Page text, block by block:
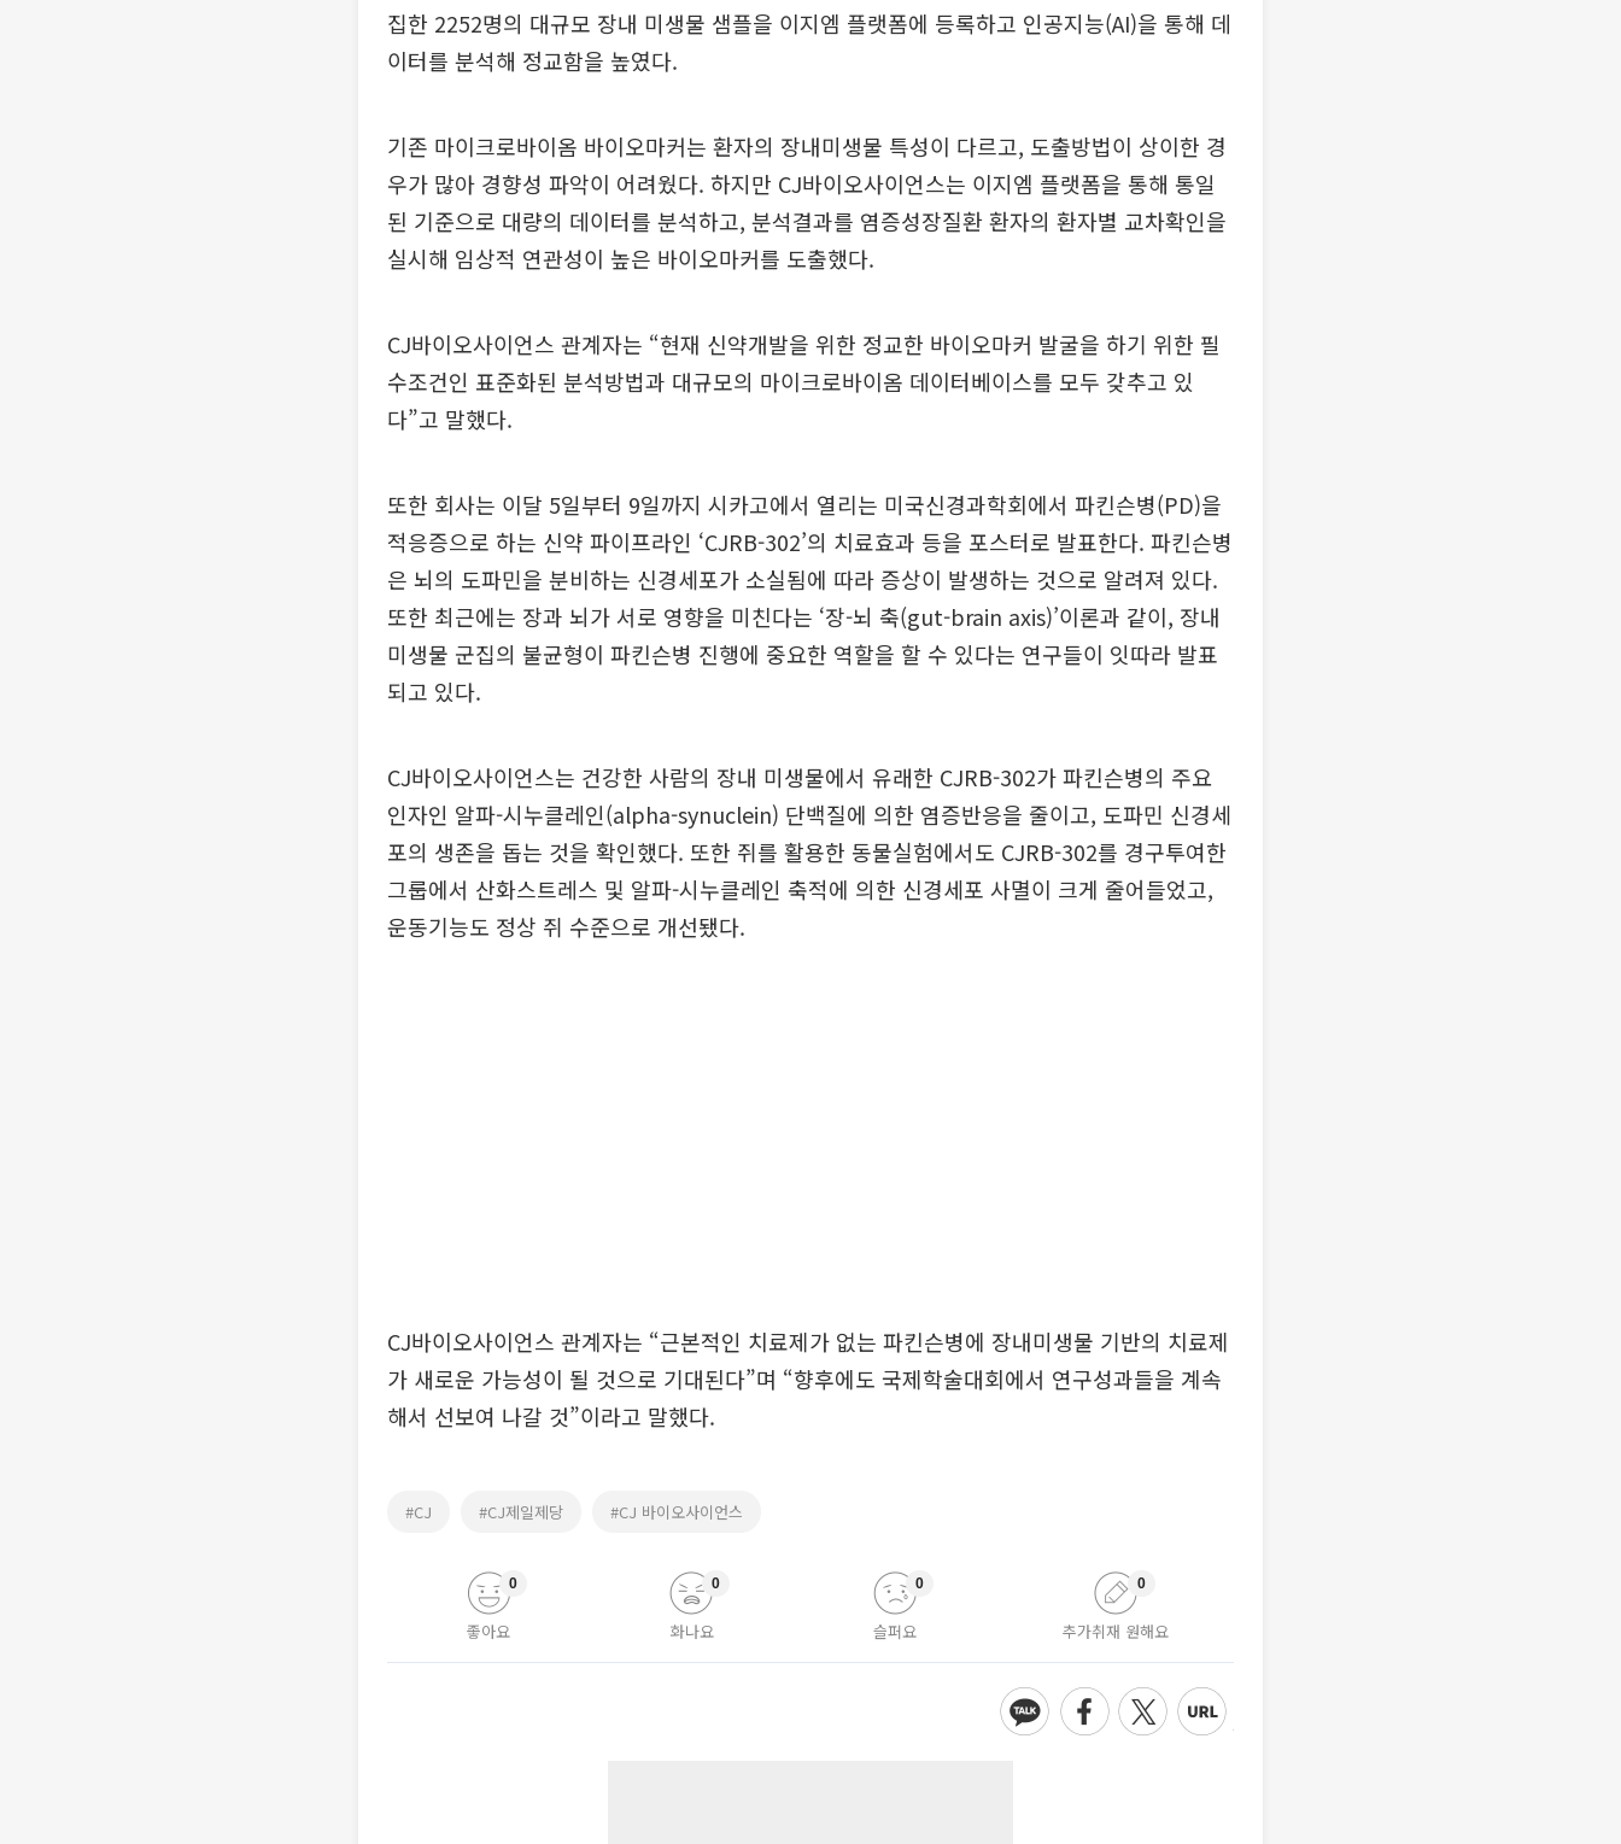
집한 2252명의 대규모 장내 미생물 샘플을 이지엠 플랫폼에 등록하고 인공지능(AI)을 통해 데
이터를 분석해 정교함을 높였다.
기존 마이크로바이옴 바이오마커는 환자의 장내미생물 특성이 다르고, 도출방법이 상이한 경
우가 많아 경향성 파악이 어려웠다. 하지만 CJ바이오사이언스는 이지엠 플랫폼을 통해 통일
된 기준으로 대량의 데이터를 분석하고, 분석결과를 염증성장질환 환자의 환자별 교차확인을
실시해 임상적 연관성이 높은 바이오마커를 도출했다.
CJ바이오사이언스 관계자는 “현재 신약개발을 위한 정교한 바이오마커 발굴을 하기 위한 필
수조건인 표준화된 분석방법과 대규모의 마이크로바이옴 데이터베이스를 모두 갖추고 있
다”고 말했다.
또한 회사는 이달 5일부터 9일까지 시카고에서 열리는 미국신경과학회에서 파킨슨병(PD)을
적응증으로 하는 신약 파이프라인 ‘CJRB-302’의 치료효과 등을 포스터로 발표한다. 파킨슨병
은 뇌의 도파민을 분비하는 신경세포가 소실됨에 따라 증상이 발생하는 것으로 알려져 있다.
또한 최근에는 장과 뇌가 서로 영향을 미친다는 ‘장-뇌 축(gut-brain axis)’이론과 같이, 장내
미생물 군집의 불균형이 파킨슨병 진행에 중요한 역할을 할 수 있다는 연구들이 잇따라 발표
되고 있다.
CJ바이오사이언스는 건강한 사람의 장내 미생물에서 유래한 CJRB-302가 파킨슨병의 주요
인자인 알파-시누클레인(alpha-synuclein) 단백질에 의한 염증반응을 줄이고, 도파민 신경세
포의 생존을 돕는 것을 확인했다. 또한 쥐를 활용한 동물실험에서도 CJRB-302를 경구투여한
그룹에서 산화스트레스 및 알파-시누클레인 축적에 의한 신경세포 사멸이 크게 줄어들었고,
운동기능도 정상 쥐 수준으로 개선됐다.
CJ바이오사이언스 관계자는 “근본적인 치료제가 없는 파킨슨병에 장내미생물 기반의 치료제
가 새로운 가능성이 될 것으로 기대된다”며 “향후에도 국제학술대회에서 연구성과들을 계속
해서 선보여 나갈 것”이라고 말했다.
#CJ #CJ제일제당 #CJ 바이오사이언스
좋아요
0
화나요
0
슬퍼요
0
추가취재 원해요
0